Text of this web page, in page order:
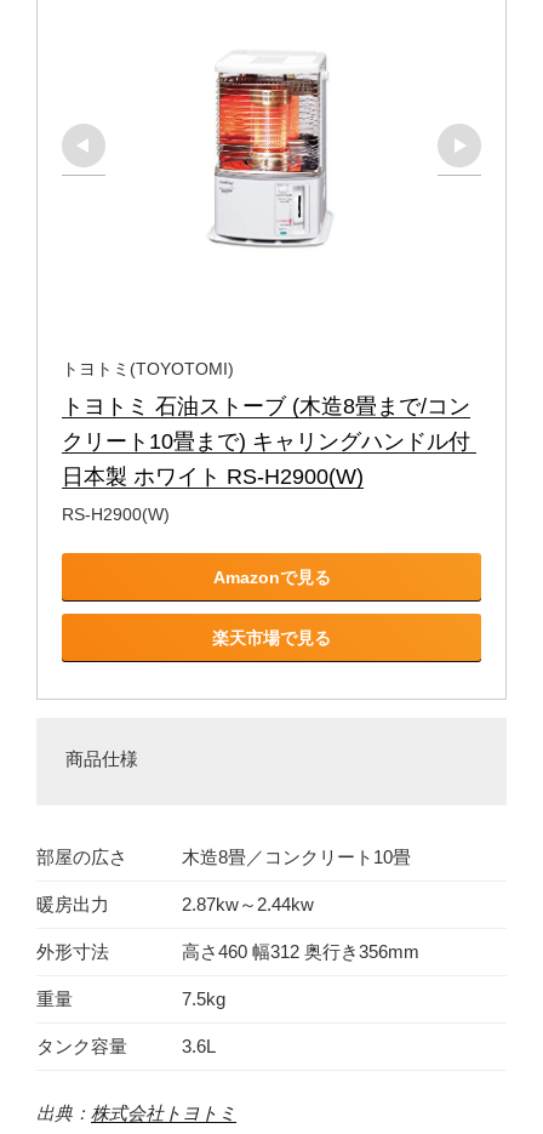
トヨトミ(TOYOTOMI)
トヨトミ 石油ストーブ (木造8畳まで/コン
クリート10畳まで) キャリングハンドル付
日本製 ホワイト RS-H2900(W)
RS-H2900(W)
Amazonで見る
楽天市場で見る
商品仕様
部屋の広さ 木造8畳／コンクリート10畳
暖房出力 2.87kw～2.44kw
外形寸法 高さ460 幅312 奥行き356mm
重量 7.5kg
タンク容量 3.6L
出典： 株式会社トヨトミ